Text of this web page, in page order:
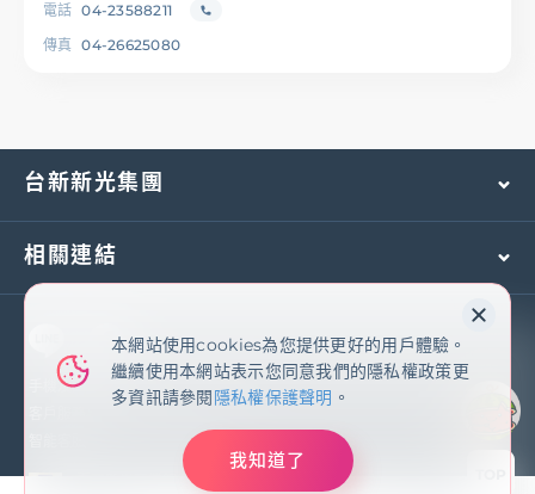
電話 04-23588211
傳真 04-26625080
台新新光集團
相關連結
手機及國外客服專線：(02)2171-1055
臺灣新光商業銀行股份有限公司
本網站使用cookies為您提供更好的用戶體驗。
繼續使用本網站表示您同意我們的隱私權政策更
多資訊請參閱隱私權保護聲明 。
我知道了
繼續使用本網站表示您同意我們的隱私權政策更
多資訊請參閱隱私權保護聲明
我知道了